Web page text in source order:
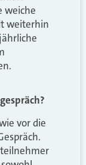
weiche
weiterhin
vor die